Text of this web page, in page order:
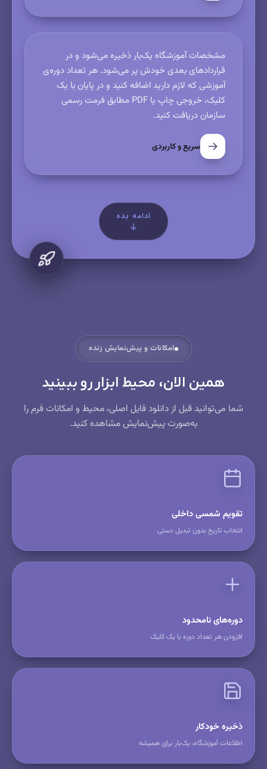
مشخصات آموزشگاه یک‌بار ذخیره می‌شود و در
قراردادهای بعدی خودش پر می‌شود. هر تعداد دوره‌ی
آموزشی که لازم دارید اضافه کنید و در پایان با یک
کلیک، خروجی چاپ یا PDF مطابق فرمت رسمی
سازمان دریافت کنید.
سریع و کاربردی
ادامه بده
امکانات و پیش‌نمایش زنده
همین الان، محیط ابزار رو ببینید
شما می‌توانید قبل از دانلود فایل اصلی، محیط و امکانات فرم را
به‌صورت پیش‌نمایش مشاهده کنید.
تقویم شمسی داخلی
انتخاب تاریخ بدون تبدیل دستی
دوره‌های نامحدود
افزودن هر تعداد دوره با یک کلیک
ذخیره خودکار
اطلاعات آموزشگاه، یک‌بار برای همیشه